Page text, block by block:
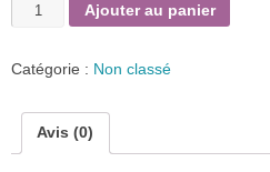
Ajouter au panier
Catégorie : Non classé
Avis (0)